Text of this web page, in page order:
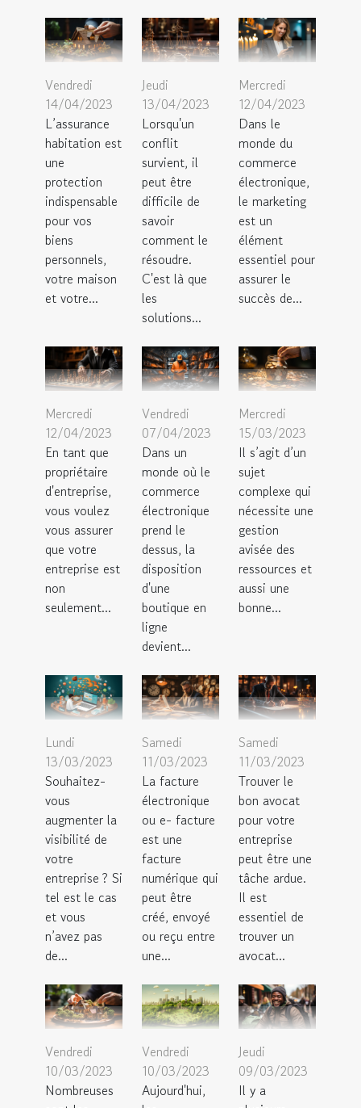
Vendredi
14/04/2023
L’assurance
habitation est
une
protection
indispensable
pour vos
biens
personnels,
votre maison
et votre...
Jeudi
13/04/2023
Lorsqu'un
conflit
survient, il
peut être
difficile de
savoir
comment le
résoudre.
C'est là que
les
solutions...
Mercredi
12/04/2023
Dans le
monde du
commerce
électronique,
le marketing
est un
élément
essentiel pour
assurer le
succès de...
Mercredi
12/04/2023
En tant que
propriétaire
d'entreprise,
vous voulez
vous assurer
que votre
entreprise est
non
seulement...
Vendredi
07/04/2023
Dans un
monde où le
commerce
électronique
prend le
dessus, la
disposition
d'une
boutique en
ligne
devient...
Mercredi
15/03/2023
Il s’agit d’un
sujet
complexe qui
nécessite une
gestion
avisée des
ressources et
aussi une
bonne...
Lundi
13/03/2023
Souhaitez-
vous
augmenter la
visibilité de
votre
entreprise ? Si
tel est le cas
et vous
n’avez pas
de...
Samedi
11/03/2023
La facture
électronique
ou e- facture
est une
facture
numérique qui
peut être
créé, envoyé
ou reçu entre
une...
Samedi
11/03/2023
Trouver le
bon avocat
pour votre
entreprise
peut être une
tâche ardue.
Il est
essentiel de
trouver un
avocat...
Vendredi
10/03/2023
Nombreuses
Vendredi
10/03/2023
Aujourd'hui,
Jeudi
09/03/2023
Il y a